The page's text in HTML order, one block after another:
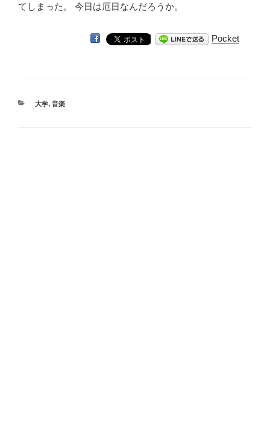
てしまった。 今日は厄日なんだろうか。
Pocket
カ
大学, 音楽